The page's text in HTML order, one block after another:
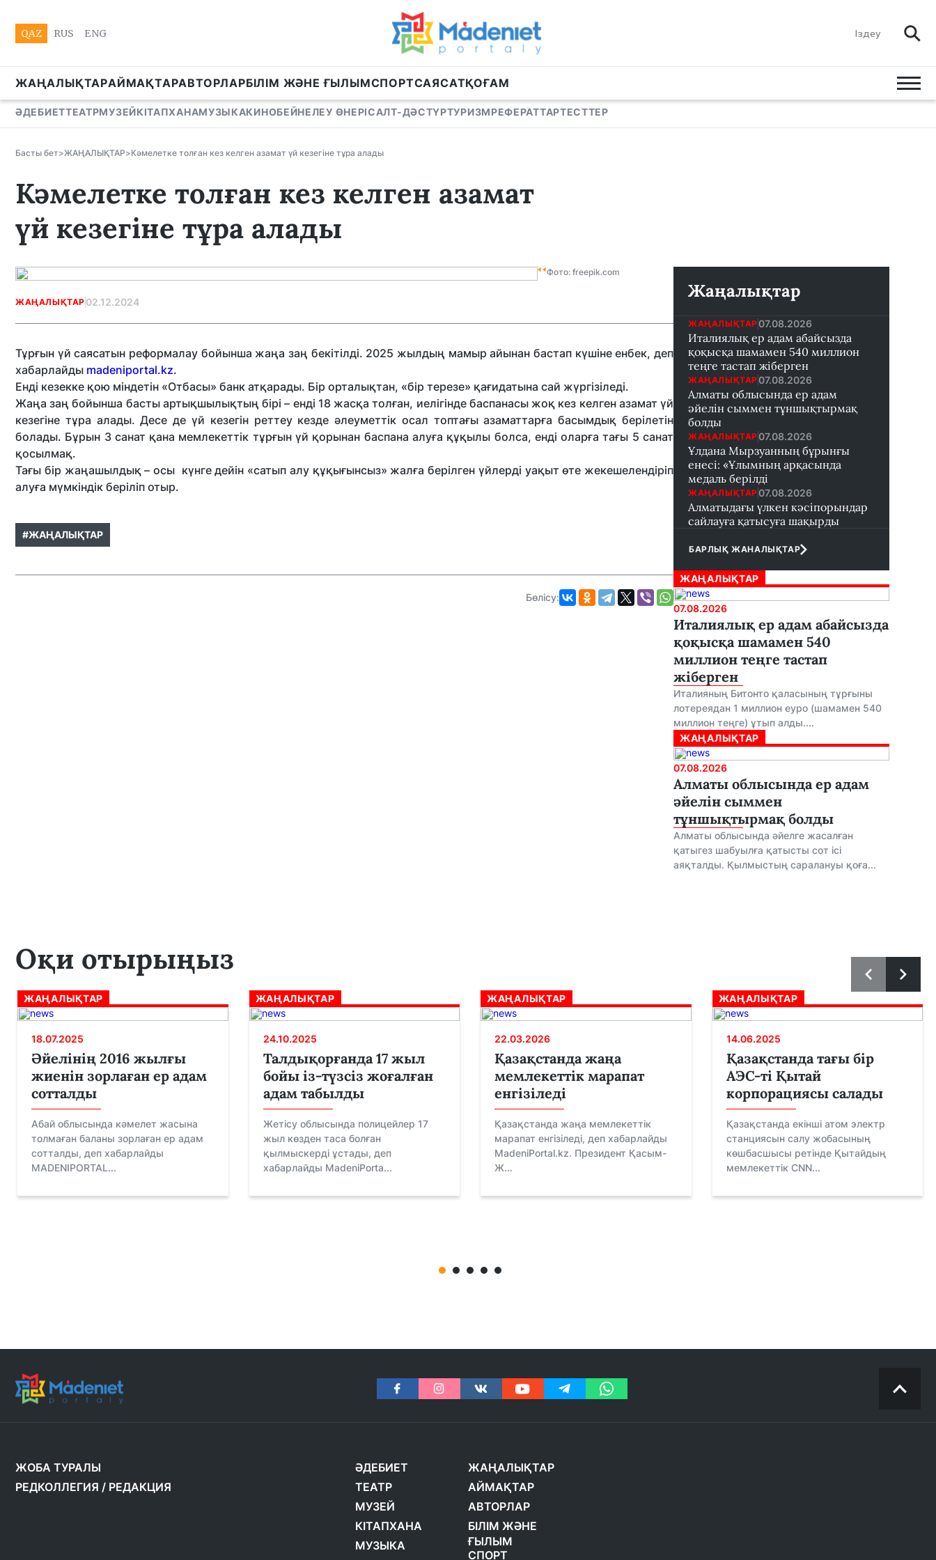
QAZ RUS ENG
ЖАҢАЛЫҚТАРАЙМАҚТАРАВТОРЛАРБІЛІМ ЖӘНЕ ҒЫЛЫМСПОРТСАЯСАТҚОҒАМ
ӘДЕБИЕТТЕАТРМУЗЕЙКІТАПХАНАМУЗЫКАКИНОБЕЙНЕЛЕУ ӨНЕРІСАЛТ-ДӘСТҮРТУРИЗМРЕФЕРАТТАРТЕСТТЕР
Басты бет>ЖАҢАЛЫҚТАР>Кәмелетке толған кез келген азамат үй кезегіне тұра алады
Кәмелетке толған кез келген азамат
үй кезегіне тұра алады
Фото: freepik.com
ЖАҢАЛЫҚТАР 02.12.2024
Тұрғын үй саясатын реформалау бойыншажаңа заң бекітілді. 2025 жылдың мамыр айынан бастап күшіне енбек, деп
хабарлайды madeniportal.kz.
Енді кезекке қою міндетін «Отбасы» банк атқарады. Бір орталықтан, «бір терезе» қағидатына сай жүргізіледі.
Жаңа заң бойынша басты артықшылықтың бірі – енді 18 жасқа толған, иелігінде баспанасы жоқ кез келген азамат үй
кезегіне тұра алады.Десе де үй кезегін реттеу кезде әлеуметтік осал топтағы азаматтарға басымдық берілетін
болады. Бұрын 3 санат қана мемлекеттік тұрғын үй қорынан баспана алуға құқылы болса, енді оларға тағы 5 санат
қосылмақ.
Тағы бір жаңашылдық – осы күнге дейін «сатып алу құқығынсыз» жалға берілген үйлерді уақыт өте жекешелендіріп
алуға мүмкіндік беріліп отыр.
#ЖАҢАЛЫҚТАР
Бөлісу:
Жаңалықтар
ЖАҢАЛЫҚТАР 07.08.2026
Италиялық ер адам абайсызда
қоқысқа шамамен 540 миллион
теңге тастап жіберген
ЖАҢАЛЫҚТАР 07.08.2026
Алматы облысында ер адам
әйелін сыммен тұншықтырмақ
болды
ЖАҢАЛЫҚТАР 07.08.2026
Ұлдана Мырзуанның бұрынғы
енесі: «Ұлымның арқасында
медаль берілді
ЖАҢАЛЫҚТАР 07.08.2026
Алматыдағы үлкен кәсіпорындар
сайлауға қатысуға шақырды
БАРЛЫҚ ЖАНАЛЫҚТАР
ЖАҢАЛЫҚТАР
07.08.2026
Италиялық ер адам абайсызда
қоқысқа шамамен 540
миллион теңге тастап
жіберген
Италияның Битонто қаласының тұрғыны
лотереядан 1 миллион еуро (шамамен 540
миллион теңге) ұтып алды....
ЖАҢАЛЫҚТАР
07.08.2026
Алматы облысында ер адам
әйелін сыммен
тұншықтырмақ болды
Алматы облысында әйелге жасалған
қатыгез шабуылға қатысты сот ісі
аяқталды. Қылмыстың саралануы қоға...
Оқи отырыңыз
ЖАҢАЛЫҚТАР
18.07.2025
Әйелінің 2016 жылғы
жиенін зорлаған ер адам
сотталды
Абай облысында кәмелет жасына
толмаған баланы зорлаған ер адам
сотталды, деп хабарлайды
MADENIPORTAL...
ЖАҢАЛЫҚТАР
24.10.2025
Талдықорғанда 17 жыл
бойы із-түзсіз жоғалған
адам табылды
Жетісу облысында полицейлер 17
жыл көзден таса болған
қылмыскерді ұстады, деп
хабарлайды MadeniPorta...
ЖАҢАЛЫҚТАР
22.03.2026
Қазақстанда жаңа
мемлекеттік марапат
енгізіледі
Қазақстанда жаңа мемлекеттік
марапат енгізіледі, деп хабарлайды
MadeniPortal.kz. Президент Қасым-
Ж...
ЖАҢАЛЫҚТАР
14.06.2025
Қазақстанда тағы бір
АЭС-ті Қытай
корпорациясы салады
Қазақстанда екінші атом электр
станциясын салу жобасының
көшбасшысы ретінде Қытайдың
мемлекеттік CNN...
ЖОБА ТУРАЛЫ
РЕДКОЛЛЕГИЯ / РЕДАКЦИЯ
ӘДЕБИЕТ
ТЕАТР
МУЗЕЙ
КІТАПХАНА
МУЗЫКА
ЖАҢАЛЫҚТАР
АЙМАҚТАР
АВТОРЛАР
БІЛІМ ЖӘНЕ
ҒЫЛЫМ
СПОРТ